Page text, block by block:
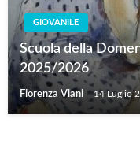
GIOVANILE
Scuola della
2025/2026
Fiorenza Viani 14 Luglio